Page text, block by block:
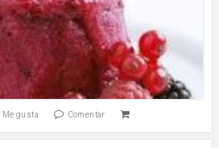
Me gusta Comentar